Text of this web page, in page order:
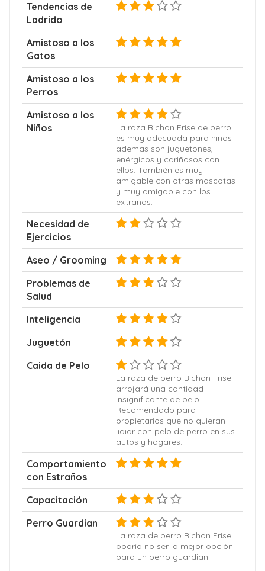
Tendencias de
Ladrido
Amistoso a los
Gatos
Amistoso a los
Perros
Amistoso a los
Niños
La raza Bichon Frise de perro
es muy adecuada para niños
ademas son juguetones,
enérgicos y cariñosos con
ellos. También es muy
amigable con otras mascotas
y muy amigable con los
extraños.
Necesidad de
Ejercicios
Aseo / Grooming
Problemas de
Salud
Inteligencia
Juguetón
Caida de Pelo
La raza de perro Bichon Frise
arrojará una cantidad
insignificante de pelo.
Recomendado para
propietarios que no quieran
lidiar con pelo de perro en sus
autos y hogares.
Comportamiento
con Estraños
Capacitación
Perro Guardian
La raza de perro Bichon Frise
podría no ser la mejor opción
para un perro guardian.